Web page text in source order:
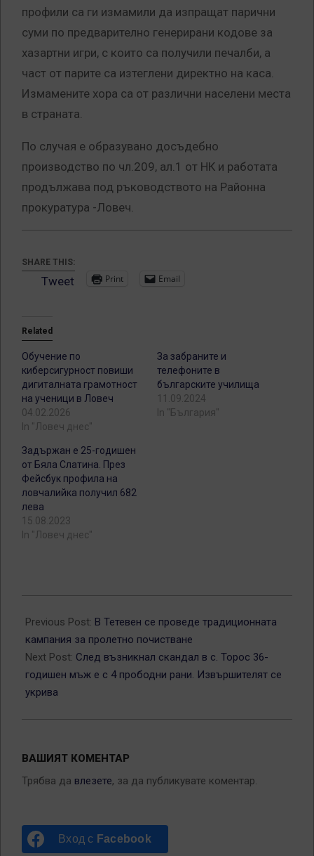
профили са ги измамили да изпращат парични
суми по предварително генерирани кодове за
хазартни игри, с които са получили печалби, а
част от парите са изтеглени директно на каса.
Измамените хора са от различни населени места
в страната.
По случая е образувано досъдебно
производство по чл.209, ал.1 от НК и работата
продължава под ръководството на Районна
прокуратура -Ловеч.
SHARE THIS:
Tweet Print Email
Related
Обучение по
киберсигурност повиши
дигиталната грамотност
на ученици в Ловеч
04.02.2026
In "Ловеч днес"
За забраните и
телефоните в
българските училища
11.09.2024
In "България"
Задържан е 25-годишен
от Бяла Слатина. През
Фейсбук профила на
ловчалийка получил 682
лева
15.08.2023
In "Ловеч днес"
04-
26
Previous Post: В Тетевен се проведе традиционната
кампания за пролетно почистване
Next Post: След възникнал скандал в с. Торос 36-
годишен мъж е с 4 прободни рани. Извършителят се
укрива
ВАШИЯТ КОМЕНТАР
Трябва да влезете, за да публикувате коментар.
Вход с Facebook